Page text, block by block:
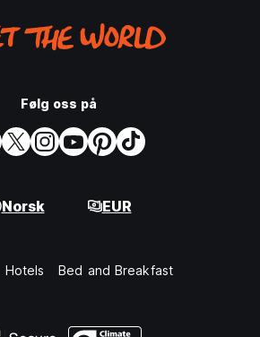
Følg oss på
Norsk EUR
Hotels Bed and Breakfast